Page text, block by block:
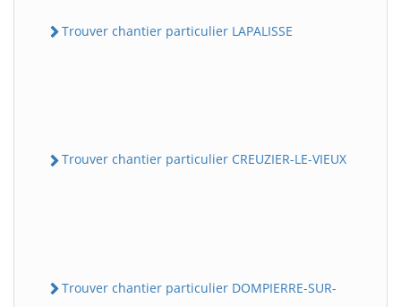
Trouver chantier particulier LAPALISSE
Trouver chantier particulier CREUZIER-LE-VIEUX
Trouver chantier particulier DOMPIERRE-SUR-